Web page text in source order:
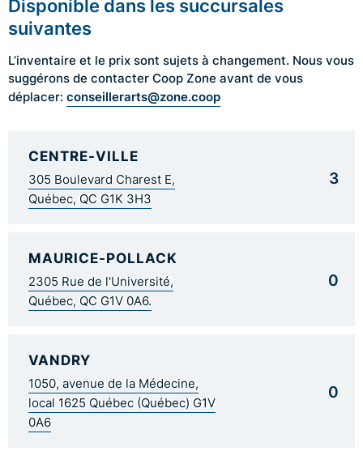
Disponible dans les succursales
suivantes
L’inventaire et le prix sont sujets à changement. Nous vous
suggérons de contacter Coop Zone avant de vous
déplacer: conseillerarts@zone.coop
CENTRE-VILLE
305 Boulevard Charest E,
Québec, QC G1K 3H3
3
MAURICE-POLLACK
2305 Rue de l'Université,
Québec, QC G1V 0A6.
0
VANDRY
1050, avenue de la Médecine,
local 1625 Québec (Québec) G1V
0A6
0